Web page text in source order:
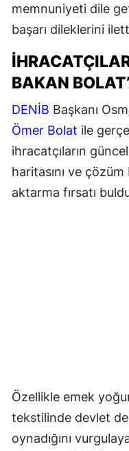
memnuniyeti dile
başarı dileklerini
BAKAN
DENİB Başkanı
Ömer Bolat ile
ihracatçıların
haritasını ve
aktarma fırsatı
Özellikle emek
tekstilinde devlet
oynadığını